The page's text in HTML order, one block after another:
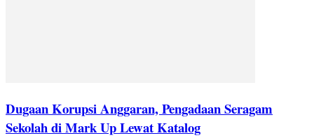
Dugaan Korupsi Anggaran, Pengadaan Seragam
Sekolah di Mark Up Lewat Katalog